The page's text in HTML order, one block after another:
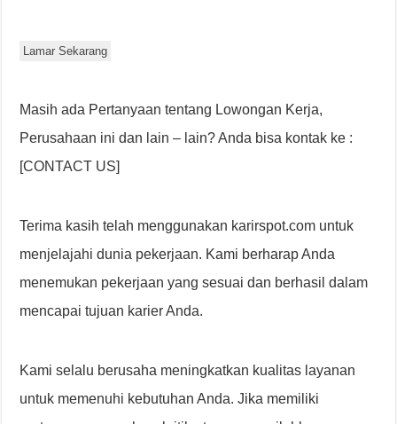
Lamar Sekarang
Masih ada Pertanyaan tentang Lowongan Kerja,
Perusahaan ini dan lain – lain? Anda bisa kontak ke :
[CONTACT US]
Terima kasih telah menggunakan karirspot.com untuk
menjelajahi dunia pekerjaan. Kami berharap Anda
menemukan pekerjaan yang sesuai dan berhasil dalam
mencapai tujuan karier Anda.
Kami selalu berusaha meningkatkan kualitas layanan
untuk memenuhi kebutuhan Anda. Jika memiliki